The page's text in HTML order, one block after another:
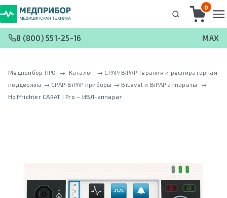
0
8 (800) 551-25-16 MAX
Медприбор ПРО → Каталог → CPAP/BIPAP Терапия и респираторная
поддержка → CPAP-BiPAP приборы → BiLevel и BiPAP аппараты
→
Hoffrichter CARAT I Pro – ИВЛ-аппарат